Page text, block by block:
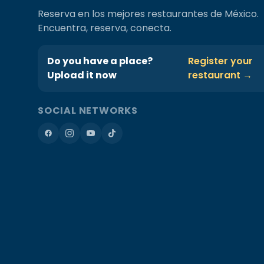
Reserva en los mejores restaurantes de México.
Encuentra, reserva, conecta.
Do you have a place?
Upload it now
Register your
restaurant →
SOCIAL NETWORKS